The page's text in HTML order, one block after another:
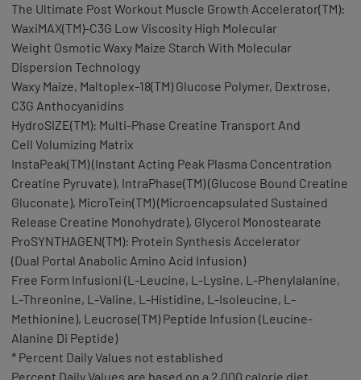
The Ultimate Post Workout Muscle Growth Accelerator(TM):
WaxiMAX(TM)-C3G Low Viscosity High Molecular
Weight Osmotic Waxy Maize Starch With Molecular
Dispersion Technology
Waxy Maize, Maltoplex-18(TM) Glucose Polymer, Dextrose,
C3G Anthocyanidins
HydroSIZE(TM): Multi-Phase Creatine Transport And
Cell Volumizing Matrix
InstaPeak(TM) (Instant Acting Peak Plasma Concentration
Creatine Pyruvate), IntraPhase(TM) (Glucose Bound Creatine
Gluconate), MicroTein(TM) (Microencapsulated Sustained
Release Creatine Monohydrate), Glycerol Monostearate
ProSYNTHAGEN(TM): Protein Synthesis Accelerator
(Dual Portal Anabolic Amino Acid Infusion)
Free Form Infusioni (L-Leucine, L-Lysine, L-Phenylalanine,
L-Threonine, L-Valine, L-Histidine, L-Isoleucine, L-
Methionine), Leucrose(TM) Peptide Infusion (Leucine-
Alanine Di Peptide)
* Percent Daily Values not established
Percent Daily Values are based on a 2,000 calorie diet